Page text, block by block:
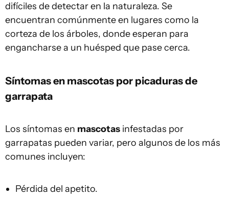
difíciles de detectar en la naturaleza. Se
encuentran comúnmente en lugares como la
corteza de los árboles, donde esperan para
engancharse a un huésped que pase cerca.
Síntomas en mascotas por picaduras de
garrapata
Los síntomas en mascotas infestadas por
garrapatas pueden variar, pero algunos de los más
comunes incluyen:
Pérdida del apetito.